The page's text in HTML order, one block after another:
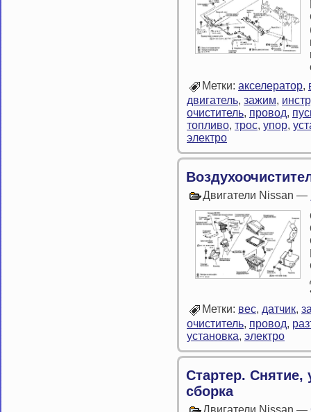
Метки: акселератор,
двигатель, зажим,
очиститель, провод,
топливо, трос, упор,
электро
Двигатели Nissan —
Метки: вес, датчик,
очиститель, провод,
установка, электро
Стартер. Снятие,
сборка